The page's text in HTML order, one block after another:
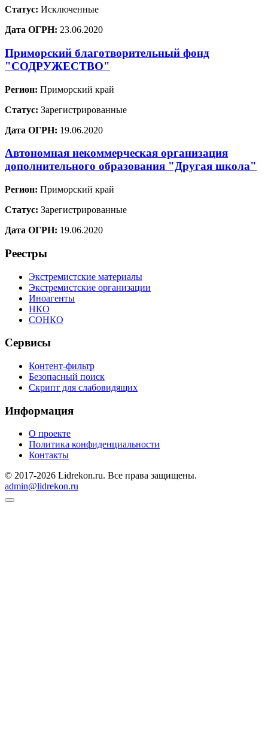
Статус: Исключенные
Дата ОГРН: 23.06.2020
Приморский благотворительный фонд
"СОДРУЖЕСТВО"
Регион: Приморский край
Статус: Зарегистрированные
Дата ОГРН: 19.06.2020
Автономная некоммерческая организация
дополнительного образования "Другая школа"
Регион: Приморский край
Статус: Зарегистрированные
Дата ОГРН: 19.06.2020
Реестры
Экстремистские материалы
Экстремистские организации
Иноагенты
НКО
СОНКО
Сервисы
Контент-фильтр
Безопасный поиск
Скрипт для слабовидящих
Информация
О проекте
Политика конфиденциальности
Контакты
© 2017-2026 Lidrekon.ru. Все права защищены.
admin@lidrekon.ru